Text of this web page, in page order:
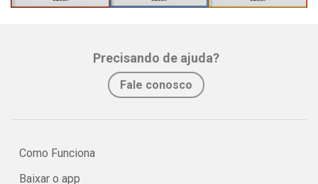
Precisando de ajuda?
Fale conosco
Como Funciona
Baixar o app